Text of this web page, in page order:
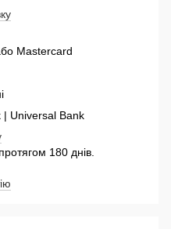
Mastercard
| Universal Bank
180 днів.